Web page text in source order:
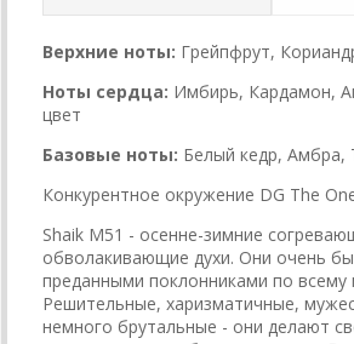
Верхние ноты: Грейпфрут,
Ноты сердца: Имбирь, Кардамон,
цвет
Базовые ноты: Белый кедр, Амбра,
Конкурентное окружение DG The
Shaik M51 - осенне-зимние
обволакивающие духи. Они очень
преданными поклонниками по всему
Решительные, харизматичные,
немного брутальные - они делают